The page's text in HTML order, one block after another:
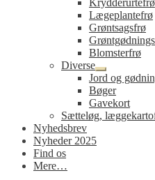
undermenu
Krydderurtefrø
Lægeplantefrø
Grøntsagsfrø
Blomsterfrø
Diverse
Udfold
undermenu
Jord og
Bøger
Gavekort
Sætteløg,
Nyhedsbrev
Nyheder 2025
Find os
Mere…